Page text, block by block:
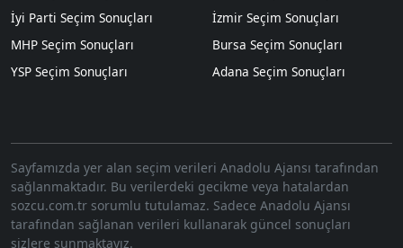
İyi Parti Seçim Sonuçları
MHP Seçim Sonuçları
YSP Seçim Sonuçları
İzmir Seçim Sonuçları
Bursa Seçim Sonuçları
Adana Seçim Sonuçları
Sayfamızda yer alan seçim verileri Anadolu Ajansı tarafından
sağlanmaktadır. Bu verilerdeki gecikme veya hatalardan
sozcu.com.tr sorumlu tutulamaz. Sadece Anadolu Ajansı
tarafından sağlanan verileri kullanarak güncel sonuçları
sizlere sunmaktayız.